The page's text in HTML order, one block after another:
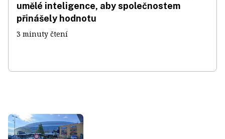
umělé inteligence, aby společnostem
přinášely hodnotu
3 minuty čtení